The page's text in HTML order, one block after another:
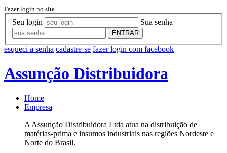
Fazer login no site
Seu login Sua senha
ENTRAR
esqueci a senha cadastre-se fazer login com facebook
Assunção Distribuidora
Home
Empresa
A Assunção Distribuidora Ltda atua na distribuição de
matérias-prima e insumos industriais nas regiões Nordeste e
Norte do Brasil.